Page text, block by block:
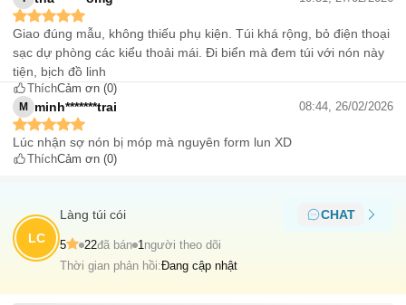
Giao đúng mẫu, không thiếu phụ kiện. Túi khá rộng, bỏ điện thoại
sạc dự phòng các kiểu thoải mái. Đi biển mà đem túi với nón này
tiện, bịch đồ linh
ThíchCảm ơn (0)
M minh*******trai 08:44, 26/02/2026
Lúc nhận sợ nón bị móp mà nguyên form lun XD
ThíchCảm ơn (0)
LC
Làng túi cói CHAT
5 22đã bán 1 người theo dõi
Thời gian phản hồi:Đang cập nhật